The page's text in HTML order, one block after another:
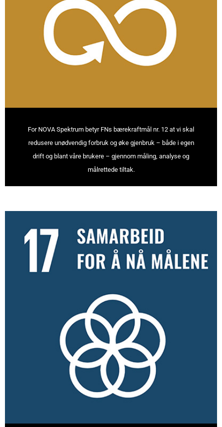
For NOVA Spektrum betyr FNs bærekraftmål nr. 12 at vi skal
redusere unødvendig forbruk og øke gjenbruk – både i egen
drift og blant våre brukere – gjennom måling, analyse og
målrettede tiltak.